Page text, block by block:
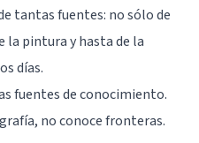
tantas fuentes: no sólo de
la pintura y hasta de la
días.
fuentes de conocimiento.
no conoce fronteras.